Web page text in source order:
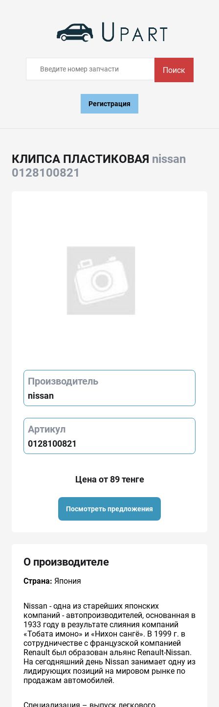
Поиск
Регистрация
КЛИПСА ПЛАСТИКОВАЯ nissan
0128100821
Производитель
nissan
Артикул
0128100821
Цена от 89 тенге
Посмотреть предложения
О производителе
Страна: Япония
Nissan - одна из старейших японских
компаний - автопроизводителей, основанная в
1933 году в результате слияния компаний
«Тобата имоно» и «Нихон сангё». В 1999 г. в
сотрудничестве с французcкой компанией
Renault был образован альянс Renault-Nissan.
На сегодняшний день Nissan занимает одну из
лидирующих позиций на мировом рынке по
продажам автомобилей.